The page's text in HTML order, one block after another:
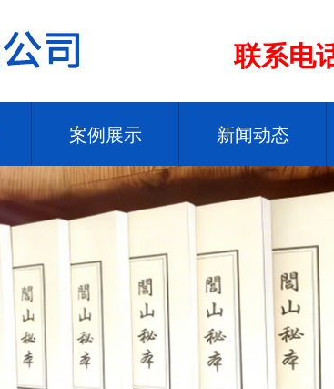
联系电
案例展示 新闻动态